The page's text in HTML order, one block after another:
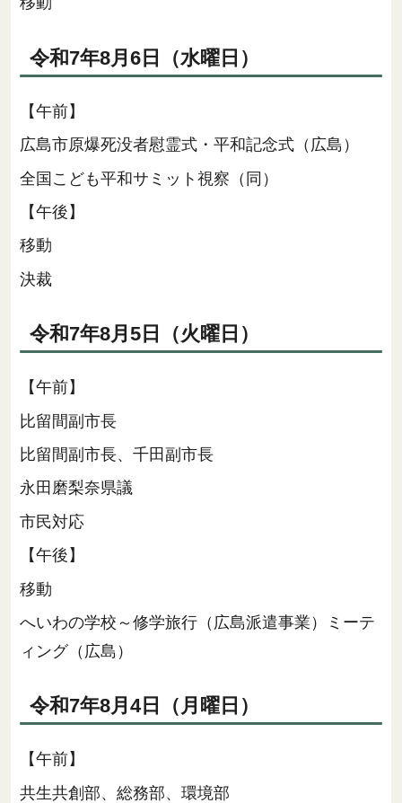
令和7年8月6日（水曜日）
【午前】
広島市原爆死没者慰霊式・平和記念式（広島）
全国こども平和サミット視察（同）
【午後】
移動
決裁
令和7年8月5日（火曜日）
【午前】
比留間副市長
比留間副市長、千田副市長
永田磨梨奈県議
市民対応
【午後】
移動
へいわの学校～修学旅行（広島派遣事業）ミーテ
ィング（広島）
令和7年8月4日（月曜日）
【午前】
共生共創部、総務部、環境部